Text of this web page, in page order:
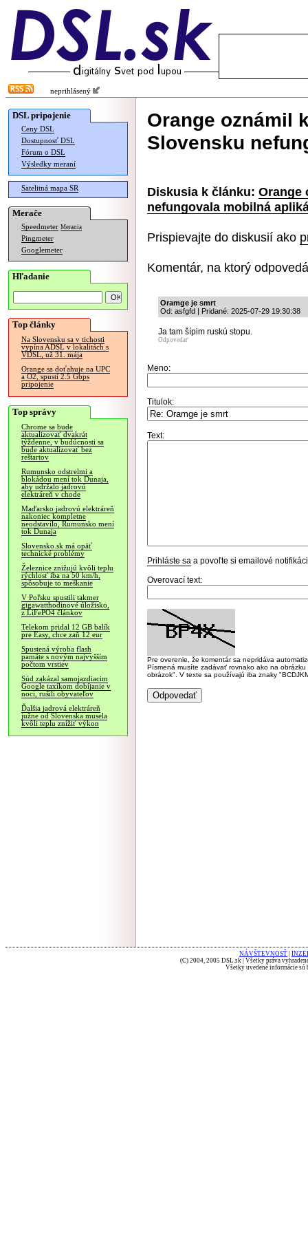
neprihlásený
DSL pripojenie
Ceny DSL
Dostupnosť DSL
Fórum o DSL
Výsledky meraní
Satelitná mapa SR
Merače
Speedmeter Merania
Pingmeter
Googlemeter
Hľadanie
Top články
Na Slovensku sa v tichosti
vypína ADSL v lokalitách s
VDSL, už 31. mája
Orange sa doťahuje na UPC
a O2, spustí 2.5 Gbps
pripojenie
Top správy
Chrome sa bude
aktualizovať dvakrát
týždenne, v budúcnosti sa
bude aktualizovať bez
reštartov
Rumunsko odstrelmi a
blokádou mení tok Dunaja,
aby udržalo jadrovú
elektráreň v chode
Maďarsko jadrovú elektráreň
nakoniec kompletne
neodstavilo, Rumunsko mení
tok Dunaja
Slovensko.sk má opäť
technické problémy
Železnice znižujú kvôli teplu
rýchlosť iba na 50 km/h,
spôsobuje to meškanie
V Poľsku spustili takmer
gigawatthodinové úložisko,
z LiFePO4 článkov
Telekom pridal 12 GB balík
pre Easy, chce zaň 12 eur
Spustená výroba flash
pamäte s novým najvyšším
počtom vrstiev
Súd zakázal samojazdiacim
Google taxíkom dobíjanie v
noci, rušili obyvateľov
Ďalšia jadrová elektráreň
južne od Slovenska musela
kvôli teplu znížiť výkon
Orange oznámil
Slovensku
Diskusia k článku: Orange
nefungovala mobilná
Prispievajte do diskusií ako
Komentár, na ktorý
Oramge je smrt
Od: asfgfd | Pridané: 2025-07-29 19:30:38
Ja tam šípim ruskú stopu.
Odpovedať
Meno:
Titulok:
Text:
Prihláste sa a povoľte si emailové
Overovací text:
Pre overenie, že komentár sa nepridáva
Písmená musíte zadávať rovnako ako na
obrázok". V texte sa používajú iba znaky
NÁVŠTEVNOSŤ
(C) 2004, 2005 DSL.sk | Všetky práva
Všetky uvedené informácie sú